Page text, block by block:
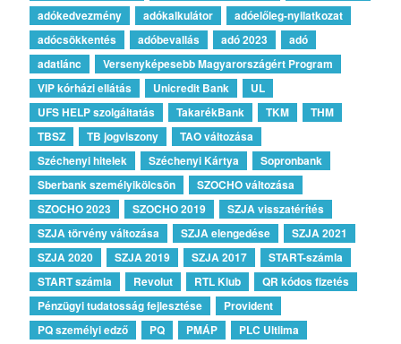
adókedvezmény
adókalkulátor
adóelőleg-nyilatkozat
adócsökkentés
adóbevallás adó 2023
adó
adatlánc
Versenyképesebb Magyarországért Program
VIP kórházi ellátás
Unicredit Bank
UL
UFS HELP szolgáltatás
TakarékBank TKM
THM
TBSZ
TB jogviszony
TAO változása
Széchenyi hitelek
Széchenyi Kártya
Sopronbank
Sberbank személyikölcsön
SZOCHO változása
SZOCHO 2023
SZOCHO 2019
SZJA visszatérítés
SZJA törvény változása
SZJA elengedése
SZJA 2021
SZJA 2020
SZJA 2019 SZJA 2017
START-számla
START számla
Revolut RTL Klub
QR kódos fizetés
Pénzügyi tudatosság fejlesztése
Provident
PQ személyi edző
PQ PMÁP
PLC Ultlima